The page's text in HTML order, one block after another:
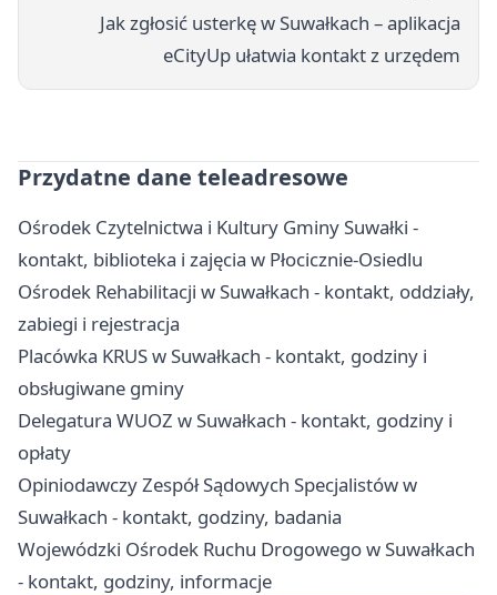
Jak zgłosić usterkę w Suwałkach – aplikacja
eCityUp ułatwia kontakt z urzędem
Przydatne dane teleadresowe
Ośrodek Czytelnictwa i Kultury Gminy Suwałki -
kontakt, biblioteka i zajęcia w Płocicznie-Osiedlu
Ośrodek Rehabilitacji w Suwałkach - kontakt, oddziały,
zabiegi i rejestracja
Placówka KRUS w Suwałkach - kontakt, godziny i
obsługiwane gminy
Delegatura WUOZ w Suwałkach - kontakt, godziny i
opłaty
Opiniodawczy Zespół Sądowych Specjalistów w
Suwałkach - kontakt, godziny, badania
Wojewódzki Ośrodek Ruchu Drogowego w Suwałkach
- kontakt, godziny, informacje